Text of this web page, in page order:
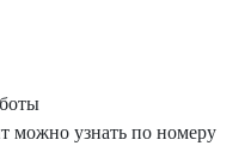
можно узнать по номеру